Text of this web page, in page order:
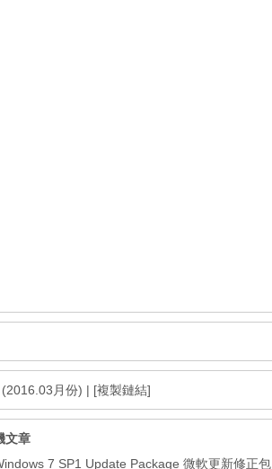
月份) | [複製鏈結]
文章
7 SP1 Update Package 微軟更新修正包 (2014.10月份)